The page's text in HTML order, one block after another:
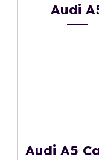
Audi
Audi A5